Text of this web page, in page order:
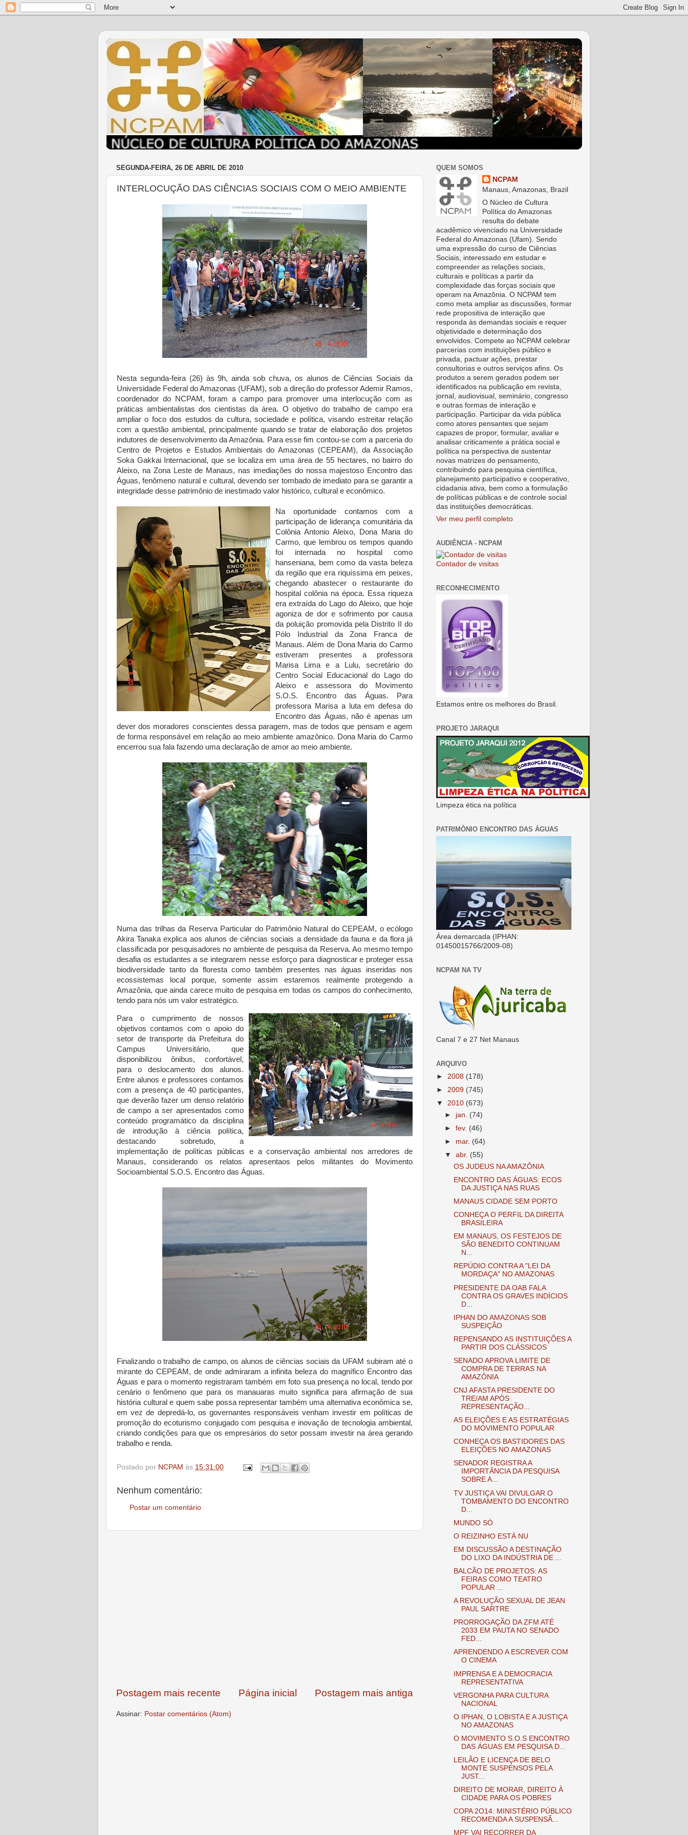
SEGUNDA-FEIRA, 26 DE ABRIL DE 2010
INTERLOCUÇÃO DAS CIÊNCIAS SOCIAIS COM O MEIO AMBIENTE
Nesta segunda-feira (26) às 9h, ainda sob chuva, os alunos de Ciências Sociais da
Universidade Federal do Amazonas (UFAM), sob a direção do professor Ademir Ramos,
coordenador do NCPAM, foram a campo para promover uma interlocução com as
práticas ambientalistas dos cientistas da área. O objetivo do trabalho de campo era
ampliar o foco dos estudos da cultura, sociedade e política, visando estreitar relação
com a questão ambiental, principalmente quando se tratar de elaboração dos projetos
indutores de desenvolvimento da Amazônia. Para esse fim contou-se com a parceria do
Centro de Projetos e Estudos Ambientais do Amazonas (CEPEAM), da Associação
Soka Gakkai Internacional, que se localiza em uma área de 55 hectares, no bairro do
Aleixo, na Zona Leste de Manaus, nas imediações do nossa majestoso Encontro das
Águas, fenômeno natural e cultural, devendo ser tombado de imediato para se garantir a
integridade desse patrimônio de inestimado valor histórico, cultural e econômico.
Na oportunidade contamos com a
participação de liderança comunitária da
Colônia Antonio Aleixo, Dona Maria do
Carmo, que lembrou os tempos quando
foi internada no hospital como
hanseniana, bem como da vasta beleza
da região que era riquíssima em peixes,
chegando abastecer o restaurante do
hospital colônia na época. Essa riqueza
era extraída do Lago do Aleixo, que hoje
agoniza de dor e sofrimento por causa
da poluição promovida pela Distrito II do
Pólo Industrial da Zona Franca de
Manaus. Além de Dona Maria do Carmo
estiveram presentes a professora
Marisa Lima e a Lulu, secretário do
Centro Social Educacional do Lago do
Aleixo e assessora do Movimento
S.O.S. Encontro das Águas. Para
professora Marisa a luta em defesa do
Encontro das Águas, não é apenas um
dever dos moradores conscientes dessa paragem, mas de todos que pensam e agem
de forma responsável em relação ao meio ambiente amazônico. Dona Maria do Carmo
encerrou sua fala fazendo uma declaração de amor ao meio ambiente.
Numa das trilhas da Reserva Particular do Patrimônio Natural do CEPEAM, o ecólogo
Akira Tanaka explica aos alunos de ciências sociais a densidade da fauna e da flora já
classificada por pesquisadores no ambiente de pesquisa da Reserva. Ao mesmo tempo
desafia os estudantes a se integrarem nesse esforço para diagnosticar e proteger essa
biodiversidade tanto da floresta como também presentes nas águas inseridas nos
ecossistemas local porque, somente assim estaremos realmente protegendo a
Amazônia, que ainda carece muito de pesquisa em todas os campos do conhecimento,
tendo para nós um valor estratégico.
Para o cumprimento de nossos
objetivos contamos com o apoio do
setor de transporte da Prefeitura do
Campus Universitário, que
disponibilizou ônibus, confortável,
para o deslocamento dos alunos.
Entre alunos e professores contamos
com a presença de 40 participantes,
que deverão fazer um denso relatório
de campo a ser apresentados como
conteúdo programático da disciplina
de introdução à ciência política,
destacando sobretudo, a
implementação de políticas públicas e a conservação ambiental nos arredores de
Manaus, considerando os relatos apresentaos pelos militantes do Movimento
Socioambiental S.O.S. Encontro das Águas.
Finalizando o trabalho de campo, os alunos de ciências sociais da UFAM subiram até o
mirante do CEPEAM, de onde admiraram a infinita beleza do magnífico Encontro das
Águas e para o momento registraram também em foto sua presença no local, tendo por
cenário o fenômeno que para os manauaras muito significa para afirmação de sua
história cultural e quem sabe possa representar também uma alternativa econômica se,
em vez de depredá-lo, os governantes responsáveis venham investir em políticas de
promoção do ecoturismo conjugado com pesquisa e inovação de tecnologia ambiental,
criando condições para que os empresários do setor possam investir na área gerando
trabalho e renda.
Postado por NCPAM às 15:31:00
Nenhum comentário:
Postar um comentário
Postagem mais recente Postagem mais antiga
Página inicial
Assinar: Postar comentários (Atom)
QUEM SOMOS
NCPAM
Manaus, Amazonas, Brazil
O Núcleo de Cultura
Política do Amazonas
resulta do debate
acadêmico vivenciado na Universidade
Federal do Amazonas (Ufam). Sendo
uma expressão do curso de Ciências
Sociais, interessado em estudar e
compreender as relações sociais,
culturais e políticas a partir da
complexidade das forças sociais que
operam na Amazônia. O NCPAM tem
como meta ampliar as discussões, formar
rede propositiva de interação que
responda às demandas sociais e requer
objetividade e determinação dos
envolvidos. Compete ao NCPAM celebrar
parcerias com instituições público e
privada, pactuar ações, prestar
consultorias e outros serviços afins. Os
produtos a serem gerados podem ser
identificados na publicação em revista,
jornal, audiovisual, seminário, congresso
e outras formas de interação e
participação. Participar da vida pública
como atores pensantes que sejam
capazes de propor, formular, avaliar e
analisar criticamente a prática social e
política na perspectiva de sustentar
novas matrizes do pensamento,
contribuindo para pesquisa científica,
planejamento participativo e cooperativo,
cidadania ativa, bem como a formulação
de políticas públicas e de controle social
das instituições democráticas.
Ver meu perfil completo
AUDIÊNCIA - NCPAM
Contador de visitas
RECONHECIMENTO
Estamos entre os melhores do Brasil.
PROJETO JARAQUI
Limpeza ética na política
PATRIMÔNIO ENCONTRO DAS ÁGUAS
Área demarcada (IPHAN:
01450015766/2009-08)
NCPAM NA TV
Canal 7 e 27 Net Manaus
ARQUIVO
► 2008 (178)
► 2009 (745)
▼ 2010 (673)
► jan. (74)
►fev. (46)
► mar. (64)
▼abr. (55)
OS JUDEUS NA AMAZÔNIA
ENCONTRO DAS ÁGUAS: ECOS
DA JUSTIÇA NAS RUAS
MANAUS CIDADE SEM PORTO
CONHEÇA O PERFIL DA DIREITA
BRASILEIRA
EM MANAUS, OS FESTEJOS DE
SÃO BENEDITO CONTINUAM
N...
REPÚDIO CONTRA A "LEI DA
MORDAÇA" NO AMAZONAS
PRESIDENTE DA OAB FALA
CONTRA OS GRAVES INDÍCIOS
D...
IPHAN DO AMAZONAS SOB
SUSPEIÇÃO
REPENSANDO AS INSTITUIÇÕES A
PARTIR DOS CLÁSSICOS
SENADO APROVA LIMITE DE
COMPRA DE TERRAS NA
AMAZÔNIA
CNJ AFASTA PRESIDENTE DO
TRE/AM APÓS
REPRESENTAÇÃO...
AS ELEIÇÕES E AS ESTRATÉGIAS
DO MOVIMENTO POPULAR
CONHEÇA OS BASTIDORES DAS
ELEIÇÕES NO AMAZONAS
SENADOR REGISTRA A
IMPORTÂNCIA DA PESQUISA
SOBRE A...
TV JUSTIÇA VAI DIVULGAR O
TOMBAMENTO DO ENCONTRO
D...
MUNDO SÓ
O REIZINHO ESTÁ NU
EM DISCUSSÃO A DESTINAÇÃO
DO LIXO DA INDÚSTRIA DE ...
BALCÃO DE PROJETOS: AS
FEIRAS COMO TEATRO
POPULAR ...
A REVOLUÇÃO SEXUAL DE JEAN
PAUL SARTRE
PRORROGAÇÃO DA ZFM ATÉ
2033 EM PAUTA NO SENADO
FED...
APRENDENDO A ESCREVER COM
O CINEMA
IMPRENSA E A DEMOCRACIA
REPRESENTATIVA
VERGONHA PARA CULTURA
NACIONAL
O IPHAN, O LOBISTA E A JUSTIÇA
NO AMAZONAS
O MOVIMENTO S.O.S ENCONTRO
DAS ÁGUAS EM PESQUISA D...
LEILÃO E LICENÇA DE BELO
MONTE SUSPENSOS PELA
JUST...
DIREITO DE MORAR, DIREITO À
CIDADE PARA OS POBRES
COPA 2O14: MINISTÉRIO PÚBLICO
RECOMENDA A SUSPENSÃ...
MPF VAI RECORRER DA